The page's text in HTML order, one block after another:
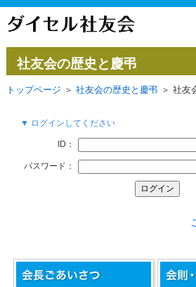
社友会の歴史と慶弔
トップページ ＞ 社友会の歴史と慶弔 ＞ 社友
▼ ログインしてください
ID：
パスワード：